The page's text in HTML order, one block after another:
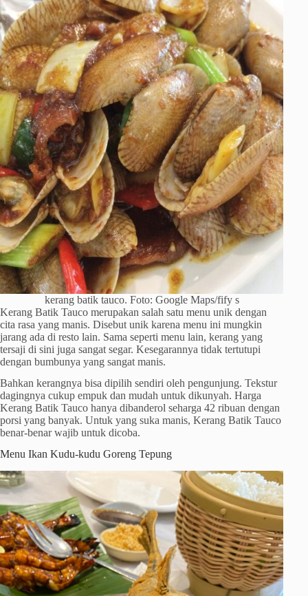
kerang batik tauco. Foto: Google Maps/fify s
Kerang Batik Tauco merupakan salah satu menu unik dengan
cita rasa yang manis. Disebut unik karena menu ini mungkin
jarang ada di resto lain. Sama seperti menu lain, kerang yang
tersaji di sini juga sangat segar. Kesegarannya tidak tertutupi
dengan bumbunya yang sangat manis.
Bahkan kerangnya bisa dipilih sendiri oleh pengunjung. Tekstur
dagingnya cukup empuk dan mudah untuk dikunyah. Harga
Kerang Batik Tauco hanya dibanderol seharga 42 ribuan dengan
porsi yang banyak. Untuk yang suka manis, Kerang Batik Tauco
benar-benar wajib untuk dicoba.
Menu Ikan Kudu-kudu Goreng Tepung